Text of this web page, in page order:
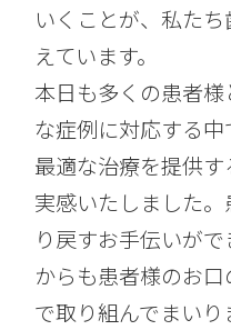
いくことが、私た
えています。
本日も多くの患者
な症例に対応する
最適な治療を提供
実感いたしました
り戻すお手伝いが
からも患者様のお
で取り組んでまいり